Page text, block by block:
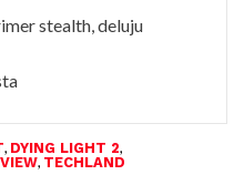
stealth, deluju
, DYING LIGHT 2,
, TECHLAND